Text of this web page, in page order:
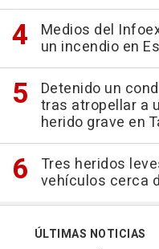
Medios del
un incendio en
Detenido un
tras atropellar a
herido grave en
Tres heridos
vehículos cerca
ÚLTIMAS NOTICIAS